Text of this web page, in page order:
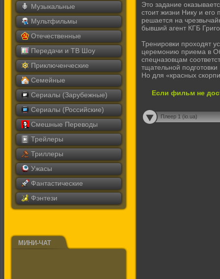
Музыкальные
Мультфильмы
Отечественные
Передачи и ТВ Шоу
Приключенческие
Семейные
Сериалы (Зарубежные)
Сериалы (Российские)
Смешные Переводы
Трейлеры
Триллеры
Ужасы
Фантастические
Фэнтези
МИНИ-ЧАТ
Это задание
стоит жизни Нику и его
решается на
бывший агент КГБ
Тренировки проходят
церемонию приема в
спецназовцам
тщательной
Но для «красных
Если фильм не
Плеер 1 (io.ua)